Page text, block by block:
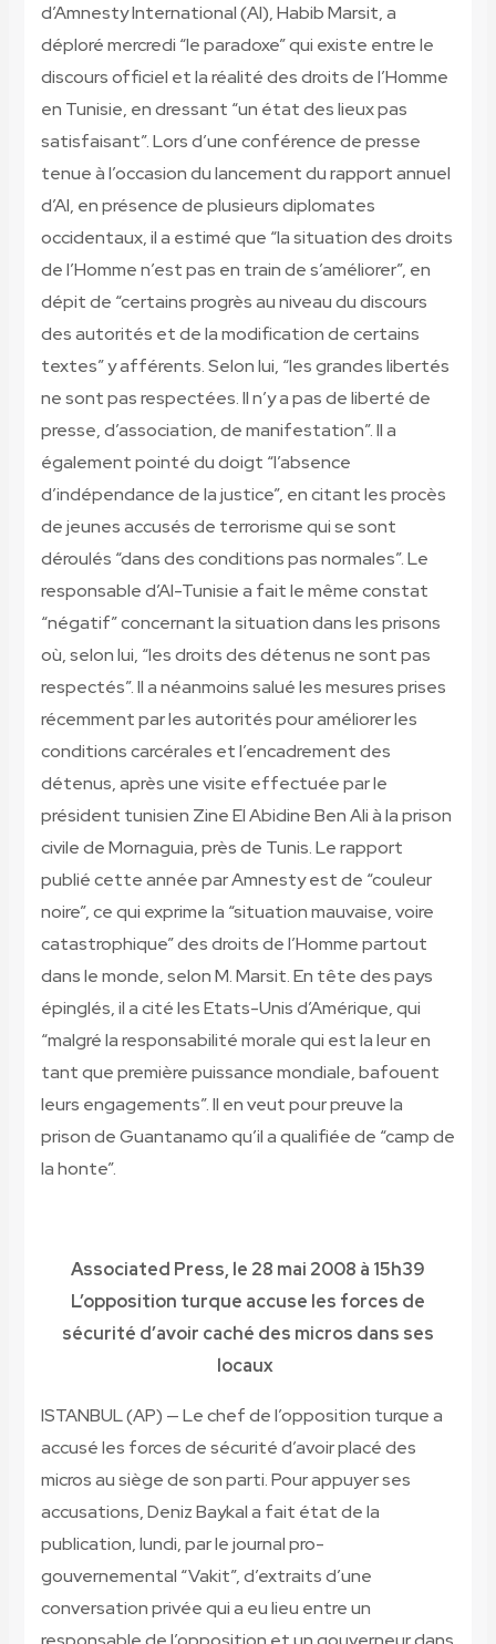
d’Amnesty International (AI), Habib Marsit, a
déploré mercredi “le paradoxe” qui existe entre le
discours officiel et la réalité des droits de l’Homme
en Tunisie, en dressant “un état des lieux pas
satisfaisant”. Lors d’une conférence de presse
tenue à l’occasion du lancement du rapport annuel
d’AI, en présence de plusieurs diplomates
occidentaux, il a estimé que “la situation des droits
de l’Homme n’est pas en train de s’améliorer”, en
dépit de “certains progrès au niveau du discours
des autorités et de la modification de certains
textes” y afférents. Selon lui, “les grandes libertés
ne sont pas respectées. Il n’y a pas de liberté de
presse, d’association, de manifestation”. Il a
également pointé du doigt “l’absence
d’indépendance de la justice”, en citant les procès
de jeunes accusés de terrorisme qui se sont
déroulés “dans des conditions pas normales”. Le
responsable d’AI-Tunisie a fait le même constat
“négatif” concernant la situation dans les prisons
où, selon lui, “les droits des détenus ne sont pas
respectés”. Il a néanmoins salué les mesures prises
récemment par les autorités pour améliorer les
conditions carcérales et l’encadrement des
détenus, après une visite effectuée par le
président tunisien Zine El Abidine Ben Ali à la prison
civile de Mornaguia, près de Tunis. Le rapport
publié cette année par Amnesty est de “couleur
noire”, ce qui exprime la “situation mauvaise, voire
catastrophique” des droits de l’Homme partout
dans le monde, selon M. Marsit. En tête des pays
épinglés, il a cité les Etats-Unis d’Amérique, qui
“malgré la responsabilité morale qui est la leur en
tant que première puissance mondiale, bafouent
leurs engagements”. Il en veut pour preuve la
prison de Guantanamo qu’il a qualifiée de “camp de
la honte”.
Associated Press, le 28 mai 2008 à 15h39
L’opposition turque accuse les forces de
sécurité d’avoir caché des micros dans ses
locaux
ISTANBUL (AP) —Le chef de l’opposition turque a
accusé les forces de sécurité d’avoir placé des
micros au siège de son parti. Pour appuyer ses
accusations, Deniz Baykal a fait état de la
publication, lundi, par le journal pro-
gouvernemental “Vakit”, d’extraits d’une
conversation privée qui a eu lieu entre un